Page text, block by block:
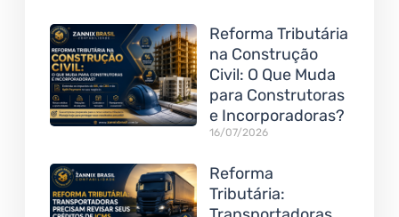
Reforma Tributária
na Construção
Civil: O Que Muda
para Construtoras
e Incorporadoras?
16/07/2026
Reforma
Tributária: